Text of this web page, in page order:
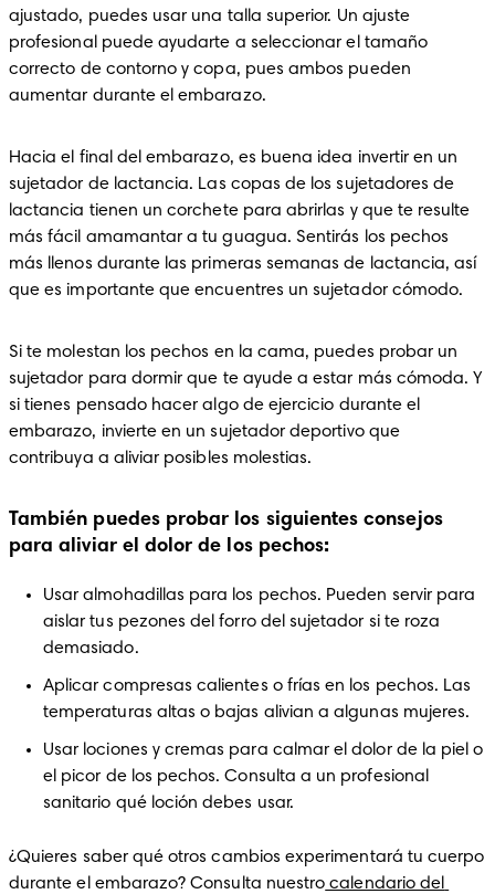
ajustado, puedes usar una talla superior. Un ajuste
profesional puede ayudarte a seleccionar el tamaño
correcto de contorno y copa, pues ambos pueden
aumentar durante el embarazo.
Hacia el final del embarazo, es buena idea invertir en un
sujetador de lactancia. Las copas de los sujetadores de
lactancia tienen un corchete para abrirlas y que te resulte
más fácil amamantar a tu guagua. Sentirás los pechos
más llenos durante las primeras semanas de lactancia, así
que es importante que encuentres un sujetador cómodo.
Si te molestan los pechos en la cama, puedes probar un
sujetador para dormir que te ayude a estar más cómoda. Y
si tienes pensado hacer algo de ejercicio durante el
embarazo, invierte en un sujetador deportivo que
contribuya a aliviar posibles molestias.
También puedes probar los siguientes consejos
para aliviar el dolor de los pechos:
Usar almohadillas para los pechos. Pueden servir para
aislar tus pezones del forro del sujetador si te roza
demasiado.
Aplicar compresas calientes o frías en los pechos. Las
temperaturas altas o bajas alivian a algunas mujeres.
Usar lociones y cremas para calmar el dolor de la piel o
el picor de los pechos. Consulta a un profesional
sanitario qué loción debes usar.
¿Quieres saber qué otros cambios experimentará tu cuerpo
durante el embarazo? Consulta nuestro calendario del